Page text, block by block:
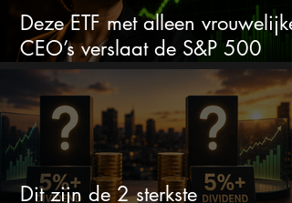
Deze ETF met alleen vrouwelijke
CEO’s verslaat de S&P 500
keihard
Dit zijn de 2 sterkste